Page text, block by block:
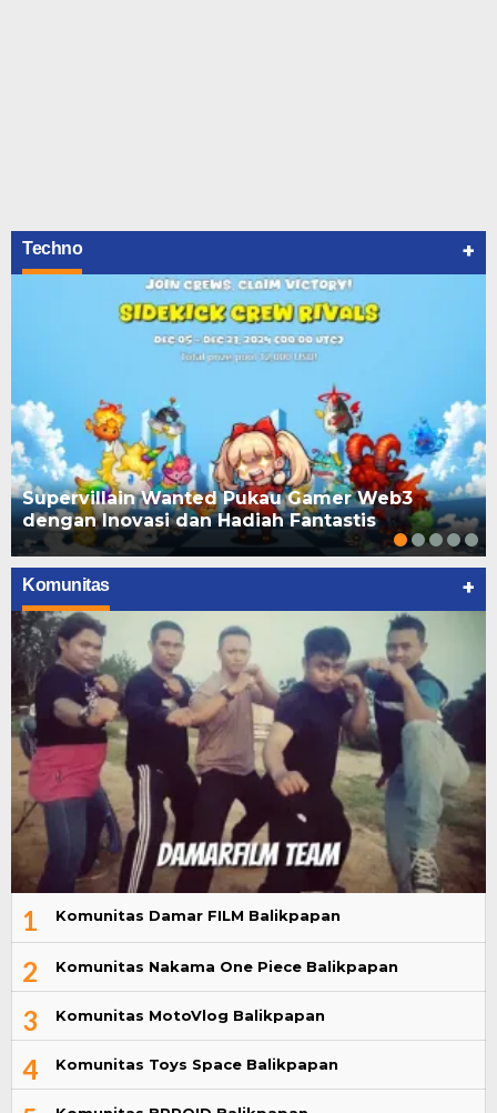
Techno +
Supervillain Wanted Pukau Gamer Web3
dengan Inovasi dan Hadiah Fantastis
Komunitas +
1 Komunitas Damar FILM Balikpapan
2 Komunitas Nakama One Piece Balikpapan
3 Komunitas MotoVlog Balikpapan
4 Komunitas Toys Space Balikpapan